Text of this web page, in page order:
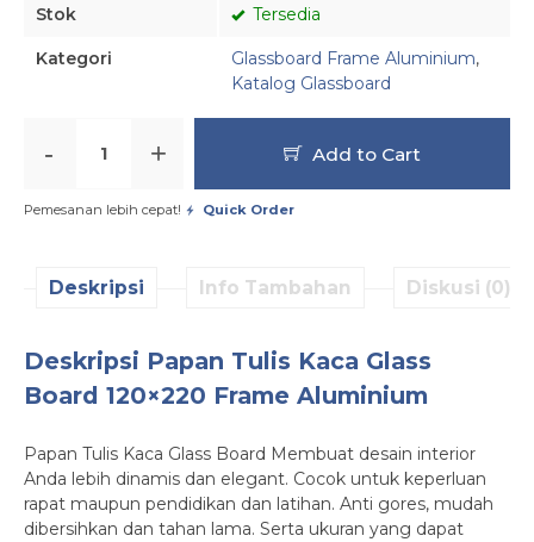
Stok Tersedia
Kategori Glassboard Frame Aluminium,
Katalog Glassboard
- + Add to Cart
Pemesanan lebih cepat! Quick Order
Deskripsi Info Tambahan Diskusi (0)
Deskripsi Papan Tulis Kaca Glass
Board 120×220 Frame Aluminium
Papan Tulis Kaca Glass Board Membuat desain interior
Anda lebih dinamis dan elegant. Cocok untuk keperluan
rapat maupun pendidikan dan latihan. Anti gores, mudah
dibersihkan dan tahan lama. Serta ukuran yang dapat